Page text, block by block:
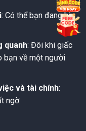
: Có thể bạn đang bị
quanh: Đôi khi giấc
bạn về một người
và tài chính:
ngờ.